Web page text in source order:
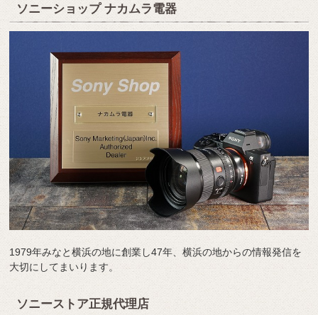
ソニーショップ ナカムラ電器
1979年みなと横浜の地に創業し47年、横浜の地からの情報発信を
大切にしてまいります。
ソニーストア正規代理店